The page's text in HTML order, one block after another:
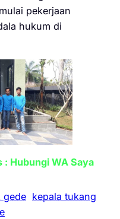
pekerjaan
hukum di
Hubungi WA Saya
gede kepala tukang